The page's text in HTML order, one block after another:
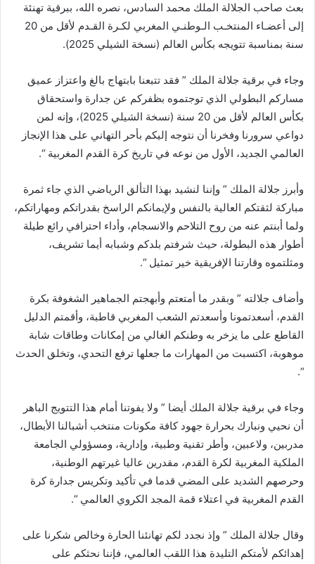
بعث صاحب الجلالة الملك محمد السادس، نصره الله، ببرقية تهنئة
إلى أعضـاء المنتخـب الـوطنـي المغربي لكـرة القـدم لأقل من 20
سنة بمناسبة تتويجه بكأس العالم (نسخة الشيلي 2025).
وجاء في برقية جلالة الملك ” فقد تتبعنا بابتهاج بالغ واعتزاز عميق
مساركم البطولي الذي توجتموه بظفركم عن جدارة واستحقاق
بكأس العالم لأقل من 20 سنة (نسخة الشيلي 2025)، وإنه لمن
دواعي سرورنا وفخرنا أن نتوجه إليكم بأحر التهاني على هذا الإنجاز
العالمي الجديد، الأول من نوعه في تاريخ كرة القدم المغربية “.
وأبرز جلالة الملك ” وإننا لنشيد بهذا التألق الرياضي الذي جاء ثمرة
مباركة لثقتكم العالية بالنفس ولإيمانكم الراسخ بقدراتكم ومهاراتكم،
ولما أبنتم عنه من روح التلاحم والانسجام، وأداء احترافي رائع طيلة
أطوار هذه البطولة، حيث شرفتم بلدكم وشبابه أيما تشريف،
ومثلتموه وقارتنا الإفريقية خير تمثيل “.
وأضاف جلالته ” وبقدر ما أمتعتم وأبهجتم الجماهير الشغوفة بكرة
القدم، أسعدتمونا وأسعدتم الشعب المغربي قاطبة، وأقمتم الدليل
القاطع على ما يزخر به وطنكم الغالي من إمكانات وطاقات شابة
موهوبة، اكتسبت من المهارات ما جعلها ترفع التحدي، وتخلق الحدث
“.
وجاء في برقية جلالة الملك أيضا ” ولا يفوتنا أمام هذا التتويج الباهر
أن نحيي ونبارك بحرارة جهود كافة مكونات منتخب أشبالنا الأبطال،
مدربين، ولاعبين، وأطر تقنية وطبية، وإدارية، ومسؤولي الجامعة
الملكية المغربية لكرة القدم، مقدرين عاليا غيرتهم الوطنية،
وحرصهم الشديد على المضي قدما في تأكيد وتكريس جدارة كرة
القدم المغربية في اعتلاء قمة المجد الكروي العالمي “.
وقال جلالة الملك ” وإذ نجدد لكم تهانئنا الحارة وخالص شكرنا على
إهدائكم لأمتكم التليدة هذا اللقب العالمي، فإننا نحثكم على